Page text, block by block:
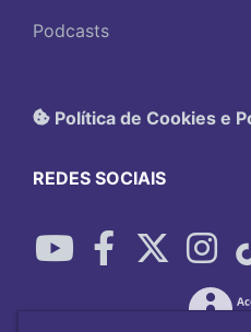
Podcasts
Política de Cookies e
REDES SOCIAIS